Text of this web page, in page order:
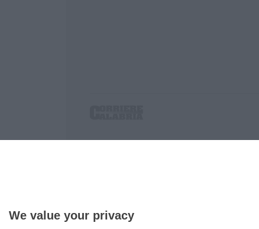
We value your privacy
P.IVA. 03199620794, Via del mare 6/G,
Iscrizione tribunale di Lamezia Terme 5/